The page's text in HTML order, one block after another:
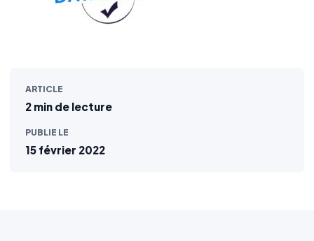
ARTICLE
2 min de lecture
PUBLIE LE
15 février 2022